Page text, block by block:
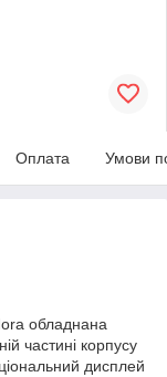
Оплата Умови
обладнана
частині корпусу
дисплей